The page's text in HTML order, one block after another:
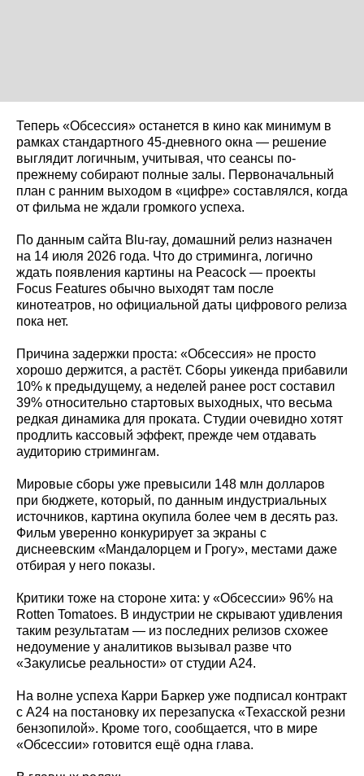
Теперь «Обсессия» останется в кино как минимум в
рамках стандартного 45‑дневного окна — решение
выглядит логичным, учитывая, что сеансы по-
прежнему собирают полные залы. Первоначальный
план с ранним выходом в «цифре» составлялся, когда
от фильма не ждали громкого успеха.
По данным сайта Blu-ray, домашний релиз назначен
на 14 июля 2026 года. Что до стриминга, логично
ждать появления картины на Peacock — проекты
Focus Features обычно выходят там после
кинотеатров, но официальной даты цифрового релиза
пока нет.
Причина задержки проста: «Обсессия» не просто
хорошо держится, а растёт. Сборы уикенда прибавили
10% к предыдущему, а неделей ранее рост составил
39% относительно стартовых выходных, что весьма
редкая динамика для проката. Студии очевидно хотят
продлить кассовый эффект, прежде чем отдавать
аудиторию стримингам.
Мировые сборы уже превысили 148 млн долларов
при бюджете, который, по данным индустриальных
источников, картина окупила более чем в десять раз.
Фильм уверенно конкурирует за экраны с
диснеевским «Мандалорцем и Грогу», местами даже
отбирая у него показы.
Критики тоже на стороне хита: у «Обсессии» 96% на
Rotten Tomatoes. В индустрии не скрывают удивления
таким результатам — из последних релизов схожее
недоумение у аналитиков вызывал разве что
«Закулисье реальности» от студии A24.
На волне успеха Карри Баркер уже подписал контракт
с A24 на постановку их перезапуска «Техасской резни
бензопилой». Кроме того, сообщается, что в мире
«Обсессии» готовится ещё одна глава.